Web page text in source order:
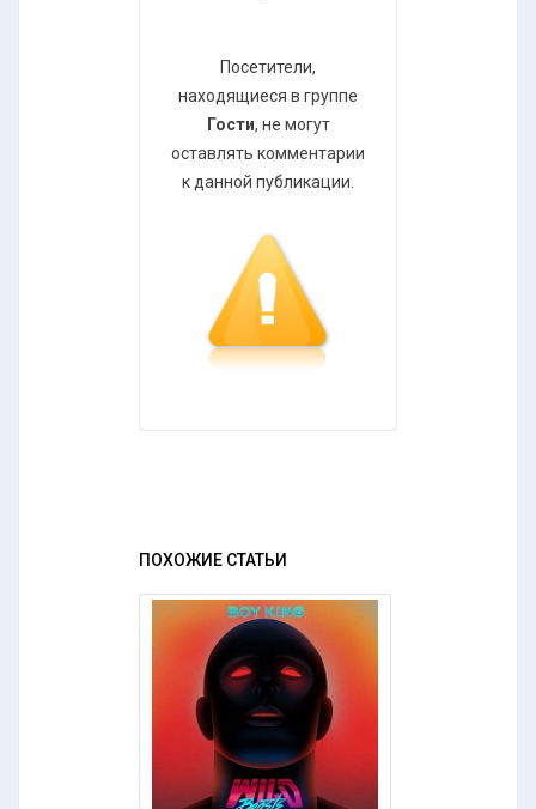
Посетители,
находящиеся в группе
Гости, не могут
оставлять комментарии
к данной публикации.
ПОХОЖИЕ СТАТЬИ